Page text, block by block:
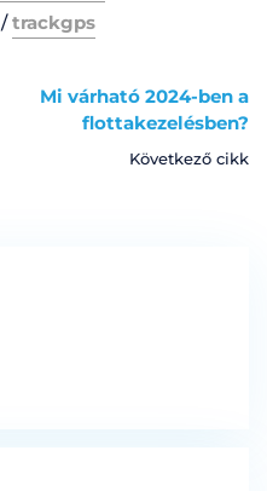
/trackgps
Mi várható 2024-ben a
flottakezelésben?
Következő cikk